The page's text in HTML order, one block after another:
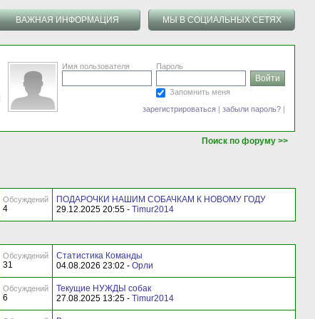
ВАЖНАЯ ИНФОРМАЦИЯ МЫ В СОЦИАЛЬНЫХ СЕТЯХ
Имя пользователя Пароль
Запомнить меня
зарегистрироваться | забыли пароль? |
Поиск по форуму >>
Обсуждений
4
ПОДАРОЧКИ НАШИМ СОБАЧКАМ К НОВОМУ ГОДУ
29.12.2025 20:55 - Timur2014
Обсуждений
31
Статистика Команды
04.08.2026 23:02 - Орли
Обсуждений
6
Текущие НУЖДЫ собак
27.08.2025 13:25 - Timur2014